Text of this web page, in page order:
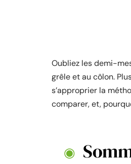
Oubliez les demi-
grêle et au côlon.
s’approprier la
comparer, et,